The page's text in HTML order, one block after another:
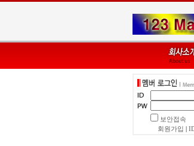
보안접속
회원가입